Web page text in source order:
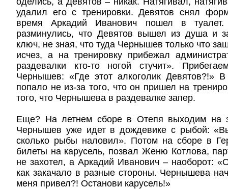
удалил его с тренировки. Девятов снял
время Аркадий Иванович пошел в
разминулись, что Девятов вышел из душа и
ключ, не зная, что туда Чернышев только что
исчез, а на тренировку прибежал
раздевалки кто-то ногой стучит».
Чернышев: «Где этот алкоголик Девятов?!»
попало не из-за того, что он пришел на
того, что Чернышева в раздевалке запер.
Еще? На летнем сборе в Отепя выходим на
Чернышев уже идет в дождевике с рыбой:
сколько рыбы наловил». Потом на сборе в
билеты на карусель, позвал Женю Котлова,
не захотел, а Аркадий Иванович – наоборот:
как закачало в разные стороны. Чернышева
меня привел?! Останови карусель!»